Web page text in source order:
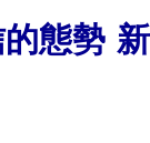
態勢